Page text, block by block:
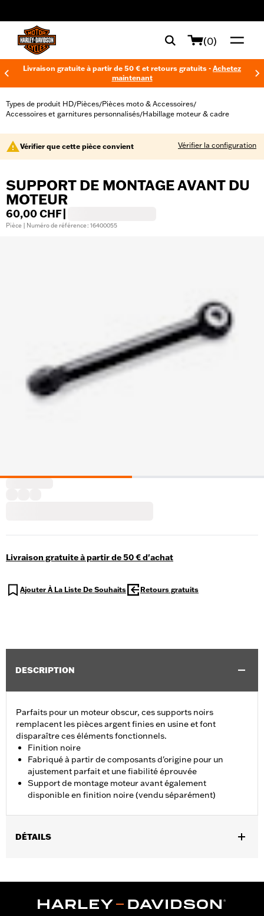
(0)
Livraison gratuite à partir de 50 € et retours gratuits - Achetez
maintenant
Types de produit HD/Pièces/Pièces moto & Accessoires/
Accessoires et garnitures personnalisés/Habillage moteur & cadre
Vérifier que cette pièce convient Vérifier la configuration
SUPPORT DE MONTAGE AVANT DU
MOTEUR
60,00 CHF
Pièce | Numéro de référence : 16400055
Livraison gratuite à partir de 50 € d'achat
Ajouter À La Liste De Souhaits Retours gratuits
DESCRIPTION
Parfaits pour un moteur obscur, ces supports noirs
remplacent les pièces argent finies en usine et font
disparaître ces éléments fonctionnels.
Finition noire
Fabriqué à partir de composants d'origine pour un
ajustement parfait et une fiabilité éprouvée
Support de montage moteur avant également
disponible en finition noire (vendu séparément)
DÉTAILS
Dans la boîte: Lien de fixation du support moteur uniquement